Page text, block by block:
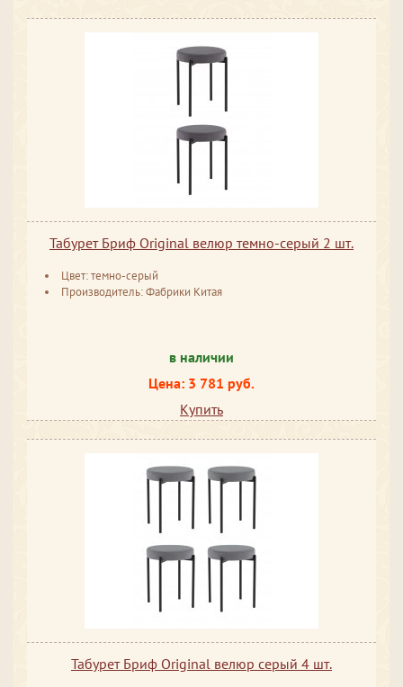
Табурет Бриф Original велюр темно-серый 2 шт.
Цвет: темно-серый
Производитель: Фабрики Китая
в наличии
Цена: 3 781 руб.
Купить
Табурет Бриф Original велюр серый 4 шт.